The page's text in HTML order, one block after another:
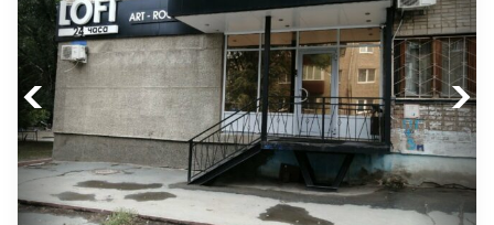
Previous Next